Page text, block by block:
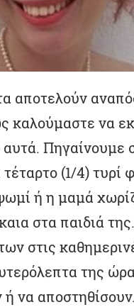
αποτελούν
καλούμαστε να
Πηγαίνουμε
(1/4)
ή η μαμά
στα παιδιά
στις
της
ή να αποστηθίσουν.